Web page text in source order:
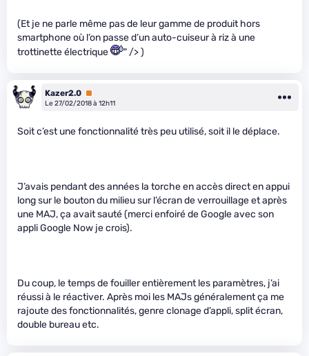
(Et je ne parle même pas de leur gamme de produit hors
smartphone où l’on passe d’un auto-cuiseur à riz à une
trottinette électrique
" /> )
Kazer2.0 Premium
Le 27/02/2018 à 12h11
Soit c’est une fonctionnalité très peu utilisé, soit il le déplace.
J’avais pendant des années la torche en accès direct en appui
long sur le bouton du milieu sur l’écran de verrouillage et après
une MAJ, ça avait sauté (merci enfoiré de Google avec son
appli Google Now je crois).
Du coup, le temps de fouiller entièrement les paramètres, j’ai
réussi à le réactiver. Après moi les MAJs généralement ça me
rajoute des fonctionnalités, genre clonage d’appli, split écran,
double bureau etc.